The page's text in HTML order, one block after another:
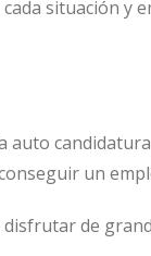
situación y
auto
un
de